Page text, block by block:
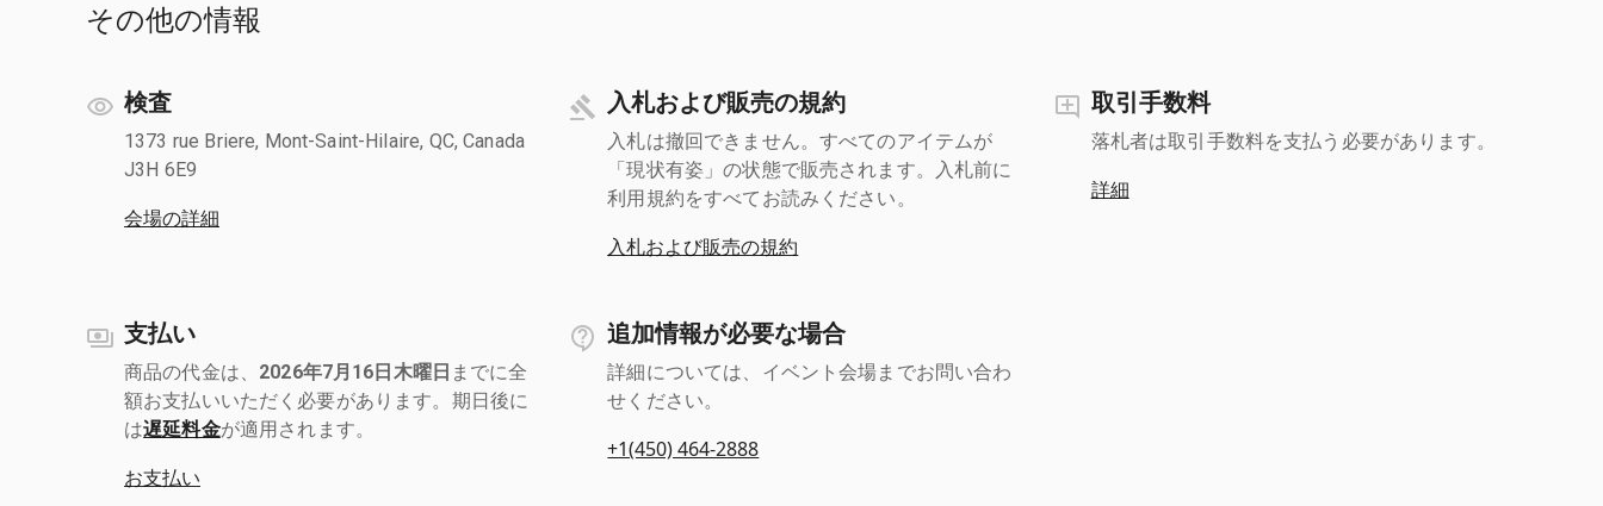
その他の情報
検査
1373 rue Briere, Mont-Saint-Hilaire, QC, Canada
J3H 6E9
会場の詳細
入札および販売の規約
入札は撤回できません。すべてのアイテムが
「現状有姿」の状態で販売されます。入札前に
利用規約をすべてお読みください。
入札および販売の規約
取引手数料
落札者は取引手数料を支払う必要があります。
詳細
支払い
商品の代金は、 2026年7月16日木曜日 までに全
額お支払いいただく必要があります。期日後に
は遅延料金が適用されます。
お支払い
追加情報が必要な場合
詳細については、イベント会場までお問い合わ
せください。
+1(450) 464-2888